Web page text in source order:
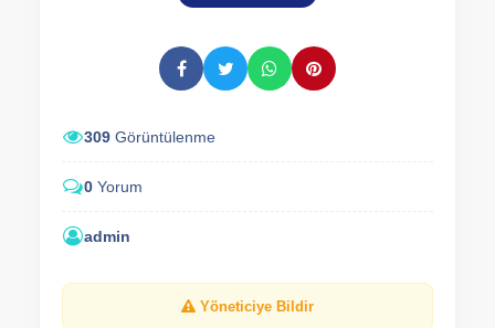
309 Görüntülenme
0 Yorum
admin
Yöneticiye Bildir